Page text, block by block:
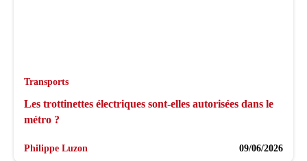
Transports
Les trottinettes électriques sont-elles autorisées dans le
métro ?
Philippe Luzon 09/06/2026